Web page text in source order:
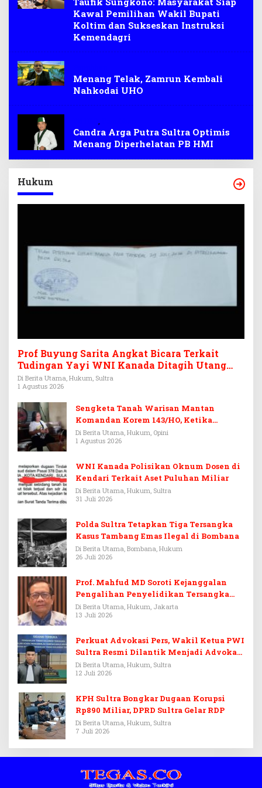
Kawal Pemilihan Wakil Bupati
Koltim dan Sukseskan Instruksi
Kemendagri
Menang Telak, Zamrun Kembali
Nahkodai UHO
Candra Arga Putra Sultra Optimis
Menang Diperhelatan PB HMI
Hukum
Prof Buyung Sarita Angkat Bicara Terkait
Tudingan Yayi WNI Kanada Ditagih Utang
Rp3,6 Miliar
Di Berita Utama, Hukum, Sultra
1 Agustus 2026
Sengketa Tanah Warisan Mantan
Komandan Korem 143/HO, Ketika
Warisan Menjadi Arena Pemerasan
Di Berita Utama, Hukum, Opini
1 Agustus 2026
WNI Kanada Polisikan Oknum Dosen di
Kendari Terkait Aset Puluhan Miliar
Di Berita Utama, Hukum, Sultra
31 Juli 2026
Polda Sultra Tetapkan Tiga Tersangka
Kasus Tambang Emas Ilegal di Bombana
Di Berita Utama, Bombana, Hukum
26 Juli 2026
Prof. Mahfud MD Soroti Kejanggalan
Pengalihan Penyelidikan Tersangka
Febrie Adriansyah
Di Berita Utama, Hukum, Jakarta
13 Juli 2026
Perkuat Advokasi Pers, Wakil Ketua PWI
Sultra Resmi Dilantik Menjadi Advokat
PERADI
Di Berita Utama, Hukum, Sultra
12 Juli 2026
KPH Sultra Bongkar Dugaan Korupsi
Rp890 Miliar, DPRD Sultra Gelar RDP
Di Berita Utama, Hukum, Sultra
7 Juli 2026